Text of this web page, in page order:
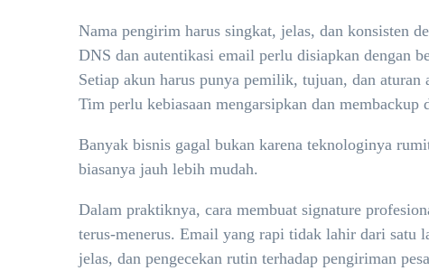
Nama pengirim harus singkat, jelas, dan konsisten
DNS dan autentikasi email perlu disiapkan dengan
Setiap akun harus punya pemilik, tujuan, dan aturan
Tim perlu kebiasaan mengarsipkan dan membackup
Banyak bisnis gagal bukan karena teknologinya
biasanya jauh lebih mudah.
Dalam praktiknya, cara membuat signature
terus-menerus. Email yang rapi tidak lahir dari satu
jelas, dan pengecekan rutin terhadap pengiriman